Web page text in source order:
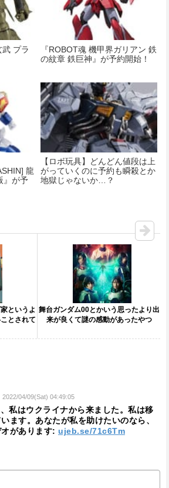
武 プラ
『ROBOT魂 機甲界ガリアン 鉄
の紋章 鉄巨神』が予約開始！
龍
』が予
【ロボ玩具】どんどん値段は上
がっていくのに予約も瞬殺とか
地獄じゃないか…？
というよ
とされて
舞台ガンダム00とかいう思ったより出
来が良くて謎の感動があったやつ
2022/04/09(Sat) 04:49:05
私はウクライナから来ました。私は移
ます。あなたが私を助けたいのなら、
があります: ujeb.se/71c6Tm